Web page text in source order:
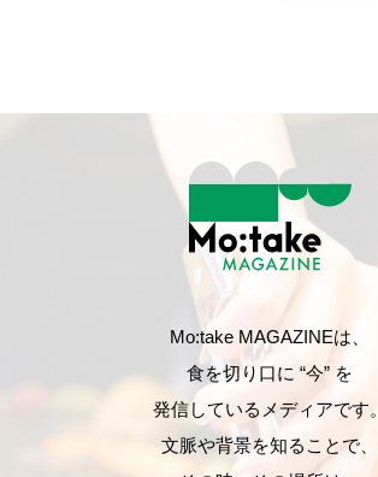
Mo:take MAGAZINEは、
食を切り口に “今” を
発信しているメディアです。
文脈や背景を知ることで、